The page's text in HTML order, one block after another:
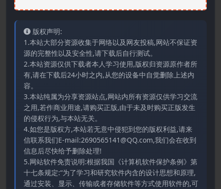
版权声明:
1.本站大部分资源收集于网络以及网友投稿,网站不保证资
源的完整性以及安全性,请下载后自行测试。
2.本站资源仅供下载者本人学习使用,版权归资源原作者所
有,请在下载后24小时之内,从您的设备中自觉删除上述内
容。
3.本站纯属为分享资源站点,网站内所有资源仅供学习交流
之用,若作商业用途,请购买正版,由于未及时购买正版发生
的侵权行为,与本站无关。
4.如您是版权方,本站若无意中侵犯到您的版权利益,请来
信联系我们E-mail:2690565141@QQ.com,我们会在收到
信息后尽快给予删除处理!
5.网站软件免责说明:根据我国《计算机软件保护条例》第
十七条规定:“为了学习和研究软件内含的设计思想和原理,
通过安装、显示、传输或者存储软件等方式使用软件的,可